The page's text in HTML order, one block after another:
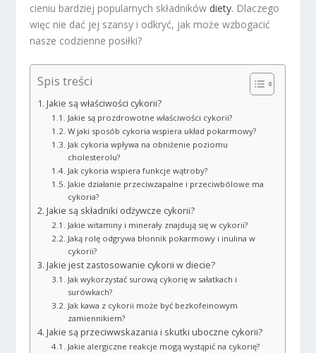
cieniu bardziej popularnych składników diety. Dlaczego
więc nie dać jej szansy i odkryć, jak może wzbogacić
nasze codzienne posiłki?
Spis treści
Jakie są właściwości cykorii?
Jakie są prozdrowotne właściwości cykorii?
W jaki sposób cykoria wspiera układ pokarmowy?
Jak cykoria wpływa na obniżenie poziomu
cholesterolu?
Jak cykoria wspiera funkcje wątroby?
Jakie działanie przeciwzapalne i przeciwbólowe ma
cykoria?
Jakie są składniki odżywcze cykorii?
Jakie witaminy i minerały znajdują się w cykorii?
Jaką rolę odgrywa błonnik pokarmowy i inulina w
cykorii?
Jakie jest zastosowanie cykorii w diecie?
Jak wykorzystać surową cykorię w sałatkach i
surówkach?
Jak kawa z cykorii może być bezkofeinowym
zamiennikiem?
Jakie są przeciwwskazania i skutki uboczne cykorii?
Jakie alergiczne reakcje mogą wystąpić na cykorię?